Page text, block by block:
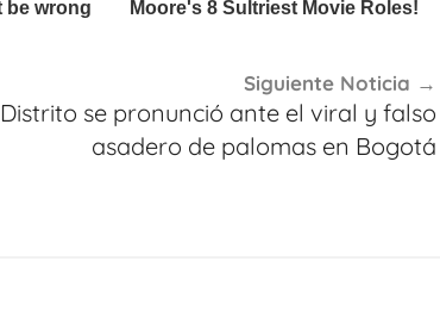
Siguiente Noticia
Distrito se pronunció ante el viral y falso
asadero de palomas en Bogotá